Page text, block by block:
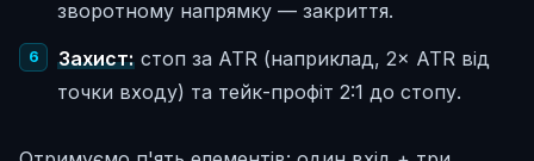
зворотному напрямку — закриття.
Захист:стоп за ATR (наприклад, 2× ATR від
точки входу) та тейк-профіт 2:1 до стопу.